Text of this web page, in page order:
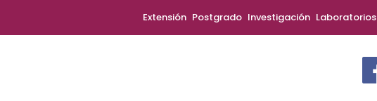
Extensión Postgrado Investigación Laboratorios